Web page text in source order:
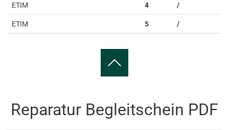
ETIM 4 /
ETIM 5 /
Reparatur Begleitschein PDF